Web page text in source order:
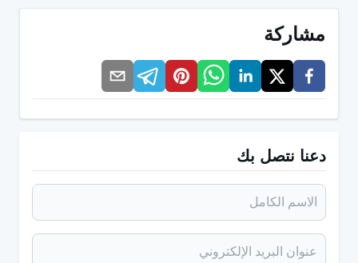
لهذا السبب، قد تكون هناك حاجة إلى المغذيات والمكملات
النقص، يتجلى ذلك في العديد من الأعراض.
قد تختلف العلامات والأعراض التي تحدث في حالات نقص
مستوى الزنك من شخص لآخر. عندما لا يستطيع الزنك القيام
بوظيفته في الجسم، قد تتدهور صحة الشخص وتسبب بعض
التغيرات في الجسم.
مشاركة
دعنا نتصل بك